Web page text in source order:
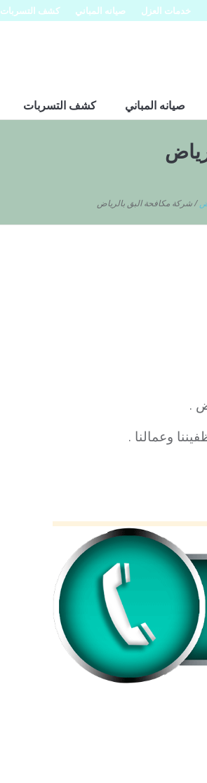
خدمات العزل صيانه المباني كشف التسربات
صيانه المباني كشف التسربات
/شركة مكافحة البق بالرياض
.
وعمالنا .